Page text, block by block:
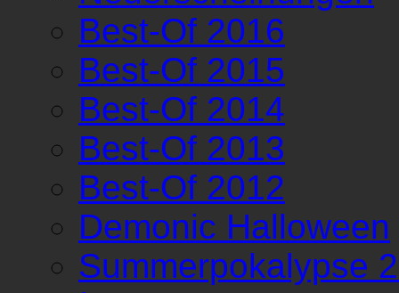
Best-Of 2016
Best-Of 2015
Best-Of 2014
Best-Of 2013
Best-Of 2012
Demonic Halloween
Summerpokalypse